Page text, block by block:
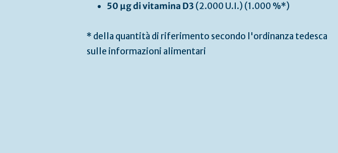
50 µg di vitamina D3 (2.000 U.I.) (1.000 %*)
* della quantità di riferimento secondo l'ordinanza tedesca
sulle informazioni alimentari